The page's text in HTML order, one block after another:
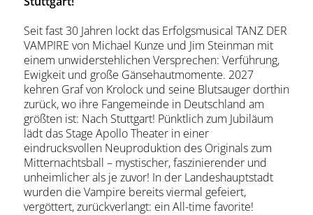
Seit fast 30 Jahren lockt das Erfolgsmusical TANZ DER
VAMPIRE von Michael Kunze und Jim Steinman mit
einem unwiderstehlichen Versprechen: Verführung,
Ewigkeit und große Gänsehautmomente. 2027
kehren Graf von Krolock und seine Blutsauger dorthin
zurück, wo ihre Fangemeinde in Deutschland am
größten ist: Nach Stuttgart! Pünktlich zum Jubiläum
lädt das Stage Apollo Theater in einer
eindrucksvollen Neuproduktion des Originals zum
Mitternachtsball – mystischer, faszinierender und
unheimlicher als je zuvor! In der Landeshauptstadt
wurden die Vampire bereits viermal gefeiert,
vergöttert, zurückverlangt: ein All-time favorite!